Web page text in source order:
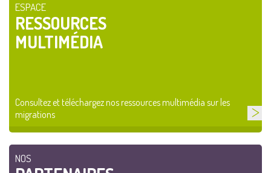
ESPACE
RESSOURCES
MULTIMÉDIA
Consultez et téléchargez nos ressources multimédia sur les
migrations
NOS